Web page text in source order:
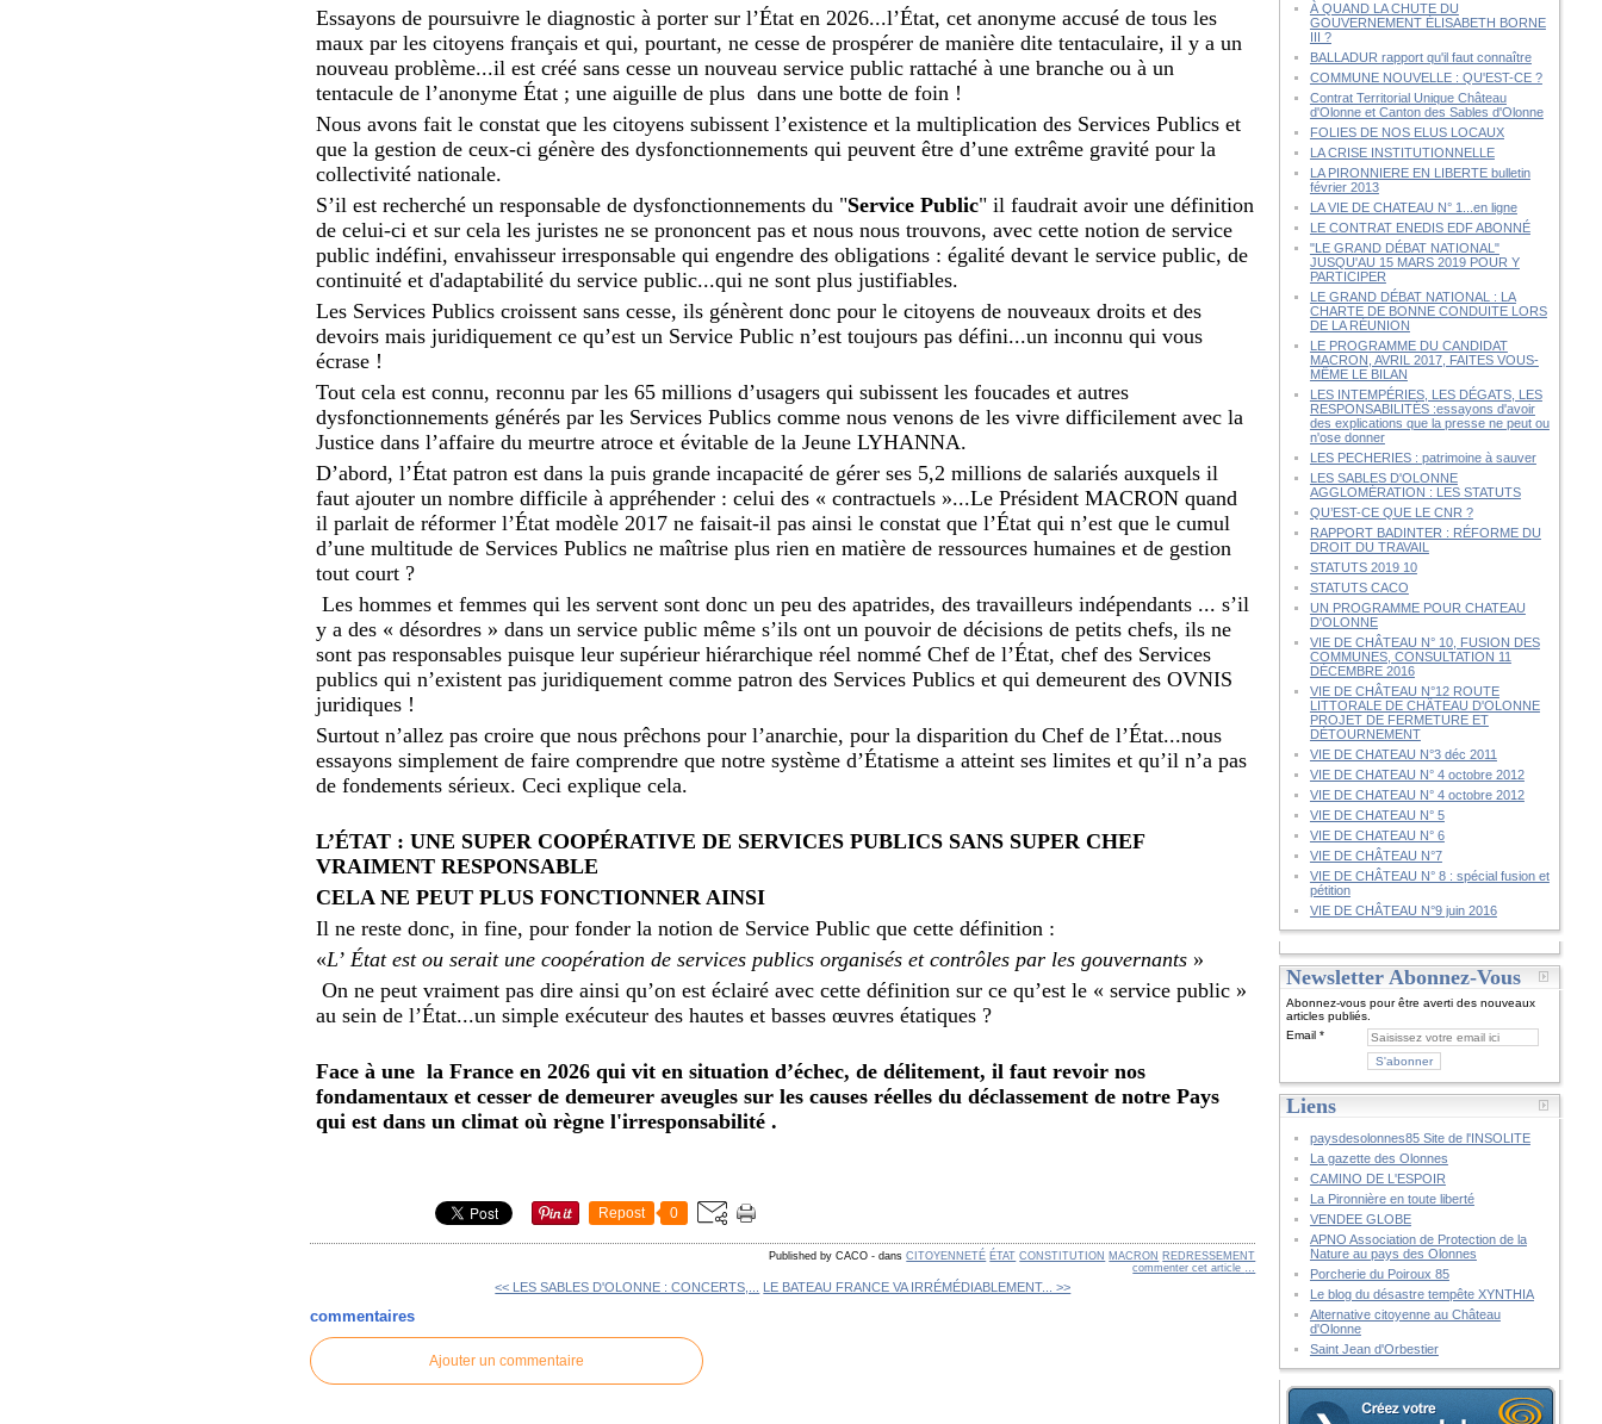
Essayons de poursuivre le diagnostic à porter sur l’État en 2026...l’État, cet anonyme accusé de tous les
maux par les citoyens français et qui, pourtant, ne cesse de prospérer de manière dite tentaculaire, il y a un
nouveau problème...il est créé sans cesse un nouveau service public rattaché à une branche ou à un
tentacule de l’anonyme État ; une aiguille de plus dans une botte de foin !
Nous avons fait le constat que les citoyens subissent l’existence et la multiplication des Services Publics et
que la gestion de ceux-ci génère des dysfonctionnements qui peuvent être d’une extrême gravité pour la
collectivité nationale.
S’il est recherché un responsable de dysfonctionnements du "Service Public" il faudrait avoir une définition
de celui-ci et sur cela les juristes ne se prononcent pas et nous nous trouvons, avec cette notion de service
public indéfini, envahisseur irresponsable qui engendre des obligations : égalité devant le service public, de
continuité et d'adaptabilité du service public...qui ne sont plus justifiables.
Les Services Publics croissent sans cesse, ils génèrent donc pour le citoyens de nouveaux droits et des
devoirs mais juridiquement ce qu’est un Service Public n’est toujours pas défini...un inconnu qui vous
écrase !
Tout cela est connu, reconnu par les 65 millions d’usagers qui subissent les foucades et autres
dysfonctionnements générés par les Services Publics comme nous venons de les vivre difficilement avec la
Justice dans l’affaire du meurtre atroce et évitable de la Jeune LYHANNA.
D’abord, l’État patron est dans la puis grande incapacité de gérer ses 5,2 millions de salariés auxquels il
faut ajouter un nombre difficile à appréhender : celui des « contractuels »...Le Président MACRON quand
il parlait de réformer l’État modèle 2017 ne faisait-il pas ainsi le constat que l’État qui n’est que le cumul
d’une multitude de Services Publics ne maîtrise plus rien en matière de ressources humaines et de gestion
tout court ?
Les hommes et femmes qui les servent sont donc un peu des apatrides, des travailleurs indépendants ... s’il
y a des « désordres » dans un service public même s’ils ont un pouvoir de décisions de petits chefs, ils ne
sont pas responsables puisque leur supérieur hiérarchique réel nommé Chef de l’État, chef des Services
publics qui n’existent pas juridiquement comme patron des Services Publics et qui demeurent des OVNIS
juridiques !
Surtout n’allez pas croire que nous prêchons pour l’anarchie, pour la disparition du Chef de l’État...nous
essayons simplement de faire comprendre que notre système d’Étatisme a atteint ses limites et qu’il n’a pas
de fondements sérieux. Ceci explique cela.
L’ÉTAT : UNE SUPER COOPÉRATIVE DE SERVICES PUBLICS SANS SUPER CHEF
VRAIMENT RESPONSABLE
CELA NE PEUT PLUS FONCTIONNER AINSI
Il ne reste donc, in fine, pour fonder la notion de Service Public que cette définition :
«L’ État est ou serait une coopération de services publics organisés et contrôles par les gouvernants »
On ne peut vraiment pas dire ainsi qu’on est éclairé avec cette définition sur ce qu’est le « service public »
au sein de l’État...un simple exécuteur des hautes et basses œuvres étatiques ?
Face à une la France en 2026 qui vit en situation d’échec, de délitement, il faut revoir nos
fondamentaux et cesser de demeurer aveugles sur les causes réelles du déclassement de notre Pays
qui est dans un climat où règne l'irresponsabilité .
Repost 0
Published by CACO - dansCITOYENNETÉ ÉTAT CONSTITUTION MACRON REDRESSEMENT
commenter cet article
<< LES SABLES D'OLONNE : CONCERTS,... LE BATEAU FRANCE VA IRRÉMÉDIABLEMENT... >>
commentaires
Ajouter un commentaire
À QUAND LA CHUTE DU
GOUVERNEMENT ÉLISABETH BORNE
III ?
BALLADUR rapport qu'il faut connaître
COMMUNE NOUVELLE : QU'EST-CE ?
Contrat Territorial Unique Château
d'Olonne et Canton des Sables d'Olonne
FOLIES DE NOS ELUS LOCAUX
LA CRISE INSTITUTIONNELLE
LA PIRONNIERE EN LIBERTE bulletin
février 2013
LA VIE DE CHATEAU N° 1...en ligne
LE CONTRAT ENEDIS EDF ABONNÉ
"LE GRAND DÉBAT NATIONAL"
JUSQU'AU 15 MARS 2019 POUR Y
PARTICIPER
LE GRAND DÉBAT NATIONAL : LA
CHARTE DE BONNE CONDUITE LORS
DE LA RÉUNION
LE PROGRAMME DU CANDIDAT
MACRON, AVRIL 2017, FAITES VOUS-
MÊME LE BILAN
LES INTEMPÉRIES, LES DÉGATS, LES
RESPONSABILITÉS :essayons d'avoir
des explications que la presse ne peut ou
n'ose donner
LES PECHERIES : patrimoine à sauver
LES SABLES D'OLONNE
AGGLOMÉRATION : LES STATUTS
QU’EST-CE QUE LE CNR ?
RAPPORT BADINTER : RÉFORME DU
DROIT DU TRAVAIL
STATUTS 2019 10
STATUTS CACO
UN PROGRAMME POUR CHATEAU
D'OLONNE
VIE DE CHÂTEAU N° 10, FUSION DES
COMMUNES, CONSULTATION 11
DÉCEMBRE 2016
VIE DE CHÂTEAU N°12 ROUTE
LITTORALE DE CHÂTEAU D'OLONNE
PROJET DE FERMETURE ET
DÉTOURNEMENT
VIE DE CHATEAU N°3 déc 2011
VIE DE CHATEAU N° 4 octobre 2012
VIE DE CHATEAU N° 4 octobre 2012
VIE DE CHATEAU N° 5
VIE DE CHATEAU N° 6
VIE DE CHÂTEAU N°7
VIE DE CHÂTEAU N° 8 : spécial fusion et
pétition
VIE DE CHÂTEAU N°9 juin 2016
Newsletter Abonnez-Vous
Abonnez-vous pour être averti des nouveaux
articles publiés.
Email
Liens
paysdesolonnes85 Site de l'INSOLITE
La gazette des Olonnes
CAMINO DE L'ESPOIR
La Pironnière en toute liberté
VENDEE GLOBE
APNO Association de Protection de la
Nature au pays des Olonnes
Porcherie du Poiroux 85
Le blog du désastre tempête XYNTHIA
Alternative citoyenne au Château
d'Olonne
Saint Jean d'Orbestier